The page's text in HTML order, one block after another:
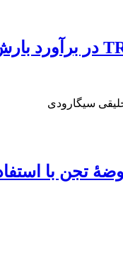
سیگارودی
تجن با